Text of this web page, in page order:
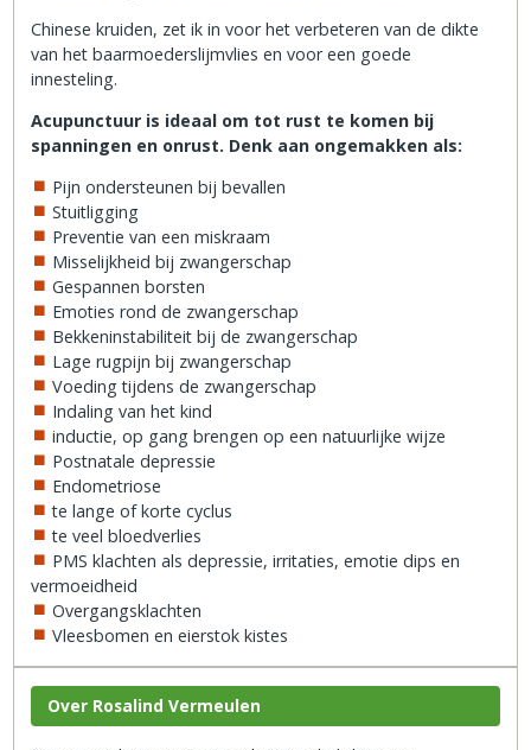
Chinese kruiden, zet ik in voor het verbeteren van de dikte
van het baarmoederslijmvlies en voor een goede
innesteling.
Acupunctuur is ideaal om tot rust te komen bij
spanningen en onrust. Denk aan ongemakken als:
Pijn ondersteunen bij bevallen
Stuitligging
Preventie van een miskraam
Misselijkheid bij zwangerschap
Gespannen borsten
Emoties rond de zwangerschap
Bekkeninstabiliteit bij de zwangerschap
Lage rugpijn bij zwangerschap
Voeding tijdens de zwangerschap
Indaling van het kind
inductie, op gang brengen op een natuurlijke wijze
Postnatale depressie
Endometriose
te lange of korte cyclus
te veel bloedverlies
PMS klachten als depressie, irritaties, emotie dips en
vermoeidheid
Overgangsklachten
Vleesbomen en eierstok kistes
Over Rosalind Vermeulen